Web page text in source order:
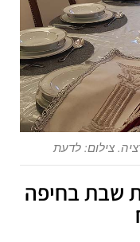
צילום: לדעת
שבת בחיפה